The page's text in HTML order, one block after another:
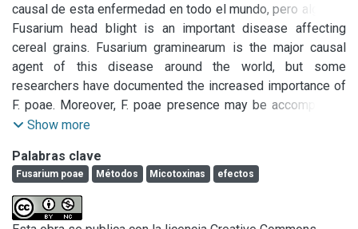
causal de esta enfermedad en todo el mundo, pero algunos
investigadores han documentado un incremento en
importancia de Fusarium poae. Además, la presencia de F.
poae está acompañada de la posible producción de
micotoxinas, siendo capaz de producir tricotecenos de tipo
A como diacetoxiscirpenol, monoacetoxiscirpenol,
scirpentriol, toxina HT-2, toxina T-2 y neosolaniol, así como
Fuera del grupo de los tricotecenos, F. poae se ha
reportado como productor de eniatinas, beauvericina y
moniliformina. Dado que F. poae puede estar presente en
los granos de cereales utilizados para la alimentación, el
Fusarium head blight is an important disease affecting
cereal grains. Fusarium graminearum is the major causal
agent of this disease around the world, but some
researchers have documented the increased importance of
F. poae. Moreover, F. poae presence may be accompanied
of its mycotoxins production, being able to produce
monoacetoxyscirpenol, scirpentriol, HT-2 toxin, T-2 toxin
and neosolaniol, as well as the type B nivalenol and
fusarenone-X.
Outside the trichotecenes group, F. poae has been reported
Show more
Palabras clave
Fusarium poae Métodos Micotoxinas efectos